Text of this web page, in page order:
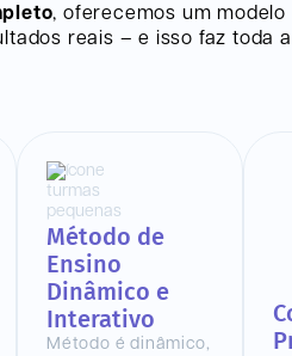
, oferecemos um modelo
reais – e isso faz toda a
Método de
Ensino
Dinâmico e
Interativo
Método é dinâmico,